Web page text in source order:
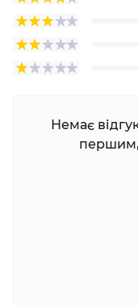
Немає
першим,